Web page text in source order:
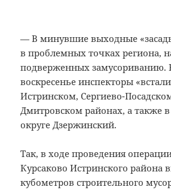
— В минувшие выходные
в проблемных точках региона,
подверженных замусориванию.
воскресенье инспекторы
Истринском, Сергиево-
Дмитровском районах, а также
округе Дзержинский.
Так, в ходе проведения
Курсаково Истринского района
кубометров строительного